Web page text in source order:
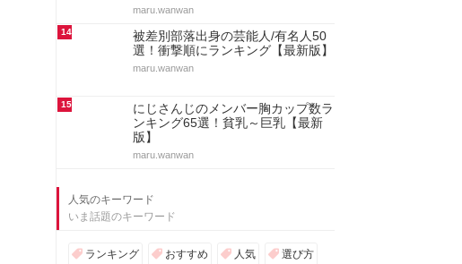
maru.wanwan
14
被差別部落出身の芸能人/有名人50
選！衝撃順にランキング【最新版】
maru.wanwan
15
にじさんじのメンバー胸カップ数ラ
ンキング65選！貧乳～巨乳【最新
版】
maru.wanwan
人気のキーワード
いま話題のキーワード
ランキング おすすめ 人気 選び方